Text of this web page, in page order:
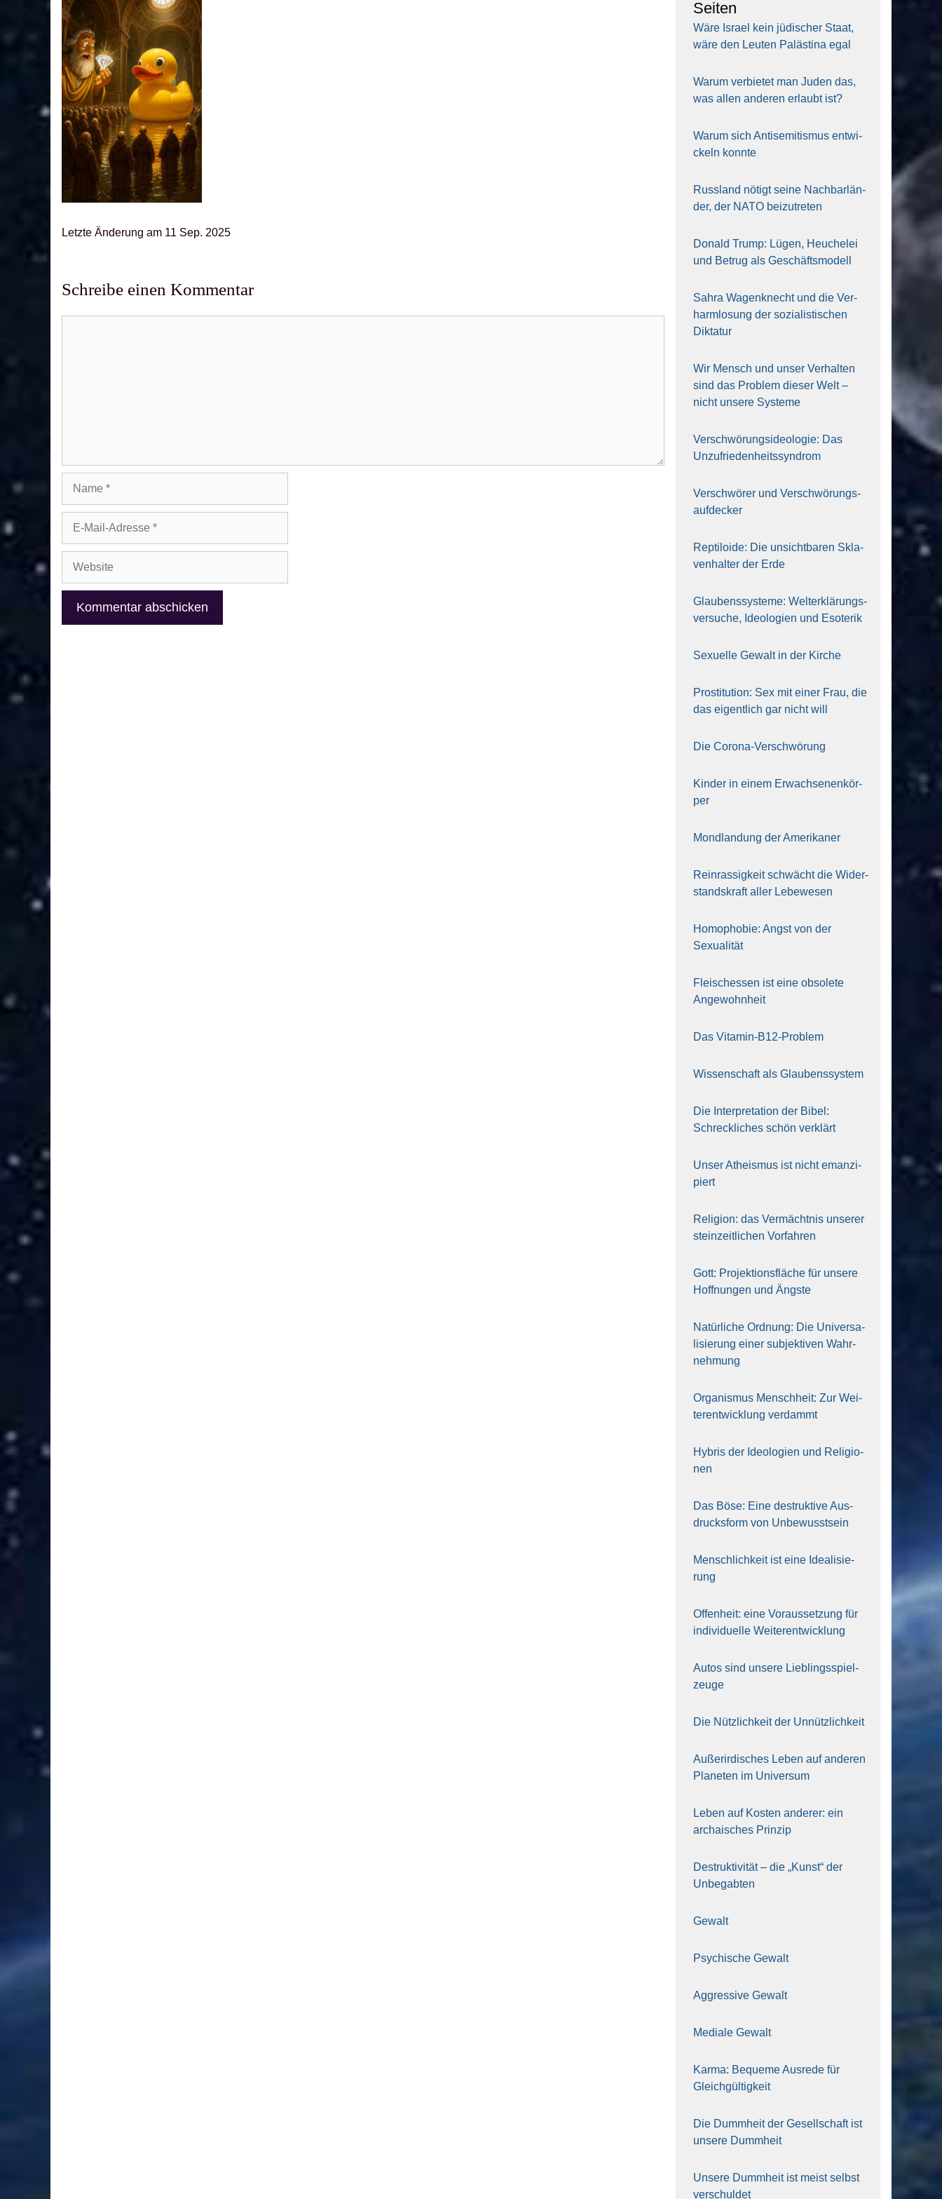
Letz­te Ände­rung am 11 Sep. 2025
Schreibe einen Kommentar
Adresse
Sei­ten
Wäre Isra­el kein jüdi­scher Staat,
wäre den Leu­ten Paläs­ti­na egal
War­um ver­bie­tet man Juden das,
was allen ande­ren erlaubt ist?
War­um sich Anti­se­mi­tis­mus ent­wi­
ckeln konn­te
Russ­land nötigt sei­ne Nach­bar­län­
der, der NATO bei­zu­tre­ten
Donald Trump: Lügen, Heu­che­lei
und Betrug als Geschäfts­mo­dell
Sahra Wagen­knecht und die Ver­
harm­lo­sung der sozia­lis­ti­schen
Dik­ta­tur
Wir Mensch und unser Ver­hal­ten
sind das Pro­blem die­ser Welt –
nicht unse­re Sys‍te‍me
Ver­schwö­rungs­ideo­lo­gie: Das
Unzufrieden­heitssyndrom
Ver­schwö­rer und Verschwörungs­
aufdecker
Rep­ti­lo­ide: Die unsicht­ba­ren Skla­
ven­hal­ter der Erde
Glau­bens­sys­te­me: Welt­erklä­rungs­
ver­su­che, Ideo­lo­gien und Eso­te­rik
Sexu­el­le Gewalt in der Kir­che
Pro­sti­tu­ti­on: Sex mit einer Frau, die
das eigent­lich gar nicht will
Die Coro­na-Ver­schwö­rung
Kin­der in einem Erwach­se­nen­kör­
per
Mond­lan­dung der Ame­ri­ka­ner
Rein­ras­sig­keit schwächt die Wider­
stands­kraft aller Lebe­we­sen
Homo­pho­bie: Angst von der
Sexua­li­tät
Fleisch­essen ist eine obso­le­te
An‍ge‍wohn‍heit
Das Vit­amin-B12-Pro­blem
Wis­sen­schaft als Glau­bens­sys­tem
Die Inter­pre­ta­ti­on der Bibel:
Schreck­li­ches schön ver­klärt
Unser Athe­is­mus ist nicht eman­zi­
piert
Reli­gi­on: das Ver­mächt­nis unse­rer
stein­zeit­li­chen Vor­fah­ren
Gott: Pro­jek­ti­ons­flä­che für unse­re
Hoff­nun­gen und Ängs­te
Natür­li­che Ord­nung: Die Uni­ver­sa­
li­sie­rung einer sub­jek­ti­ven Wahr­
neh­mung
Orga­nis­mus Mensch­heit: Zur Wei­
ter­ent­wick­lung ver­dammt
Hybris der Ideo­lo­gien und Reli­gio­
nen
Das Böse: Eine destruk­ti­ve Aus­
drucks­form von Unbe­wusst­sein
Mensch­lich­keit ist eine Idea­li­sie­
rung
Offen­heit: eine Vor­aus­set­zung für
indi­vi­du­el­le Wei­ter­ent­wick­lung
Autos sind unse­re Lieb­lings­spiel­
zeu­ge
Die Nütz­lich­keit der Unnütz­lich­keit
Außer­ir­di­sches Leben auf ande­ren
Pla­ne­ten im Uni­ver­sum
Leben auf Kos­ten ande­rer: ein
archai­sches Prin­zip
Destruk­ti­vi­tät – die „Kunst“ der
Unbe­gab­ten
Gewalt
Psy­chi­sche Gewalt
Aggres­si­ve Gewalt
Media­le Gewalt
Kar­ma: Beque­me Aus­re­de für
Gleich­gül­tig­keit
Die Dumm­heit der Gesell­schaft ist
unse­re Dumm­heit
Unse­re Dumm­heit ist meist selbst
ver­schul­det